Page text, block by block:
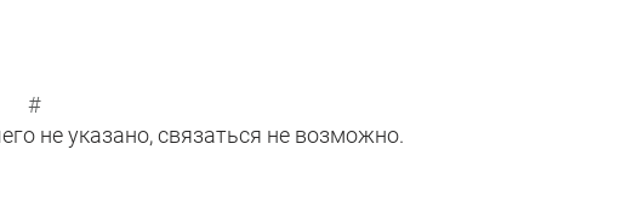
#
не указано, связаться не возможно.